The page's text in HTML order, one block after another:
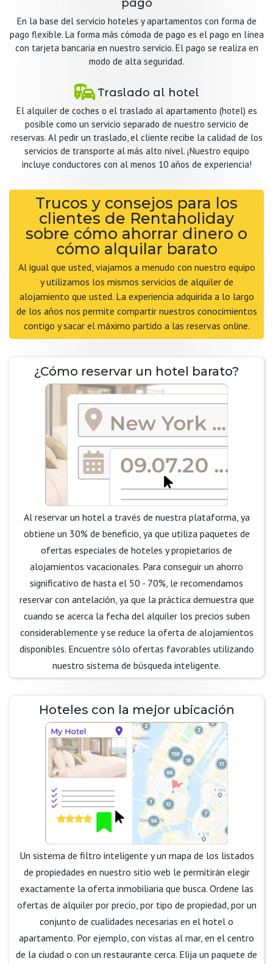
pago
En la base del servicio hoteles y apartamentos con forma de
pago flexible. La forma más cómoda de pago es el pago en línea
con tarjeta bancaria en nuestro servicio. El pago se realiza en
modo de alta seguridad.
Traslado al hotel
El alquiler de coches o el traslado al apartamento (hotel) es
posible como un servicio separado de nuestro servicio de
reservas. Al pedir un traslado, el cliente recibe la calidad de los
servicios de transporte al más alto nivel. ¡Nuestro equipo
incluye conductores con al menos 10 años de experiencia!
Trucos y consejos para los
clientes de Rentaholiday
sobre cómo ahorrar dinero o
cómo alquilar barato
Al igual que usted, viajamos a menudo con nuestro equipo
y utilizamos los mismos servicios de alquiler de
alojamiento que usted. La experiencia adquirida a lo largo
de los años nos permite compartir nuestros conocimientos
contigo y sacar el máximo partido a las reservas online.
¿Cómo reservar un hotel barato?
Al reservar un hotel a través de nuestra plataforma, ya
obtiene un 30% de beneficio, ya que utiliza paquetes de
ofertas especiales de hoteles y propietarios de
alojamientos vacacionales. Para conseguir un ahorro
significativo de hasta el 50 - 70%, le recomendamos
reservar con antelación, ya que la práctica demuestra que
cuando se acerca la fecha del alquiler los precios suben
considerablemente y se reduce la oferta de alojamientos
disponibles. Encuentre sólo ofertas favorables utilizando
nuestro sistema de búsqueda inteligente.
Hoteles con la mejor ubicación
Un sistema de filtro inteligente y un mapa de los listados
de propiedades en nuestro sitio web le permitirán elegir
exactamente la oferta inmobiliaria que busca. Ordene las
ofertas de alquiler por precio, por tipo de propiedad, por un
conjunto de cualidades necesarias en el hotel o
apartamento. Por ejemplo, con vistas al mar, en el centro
de la ciudad o con un restaurante cerca. Elija un paquete de